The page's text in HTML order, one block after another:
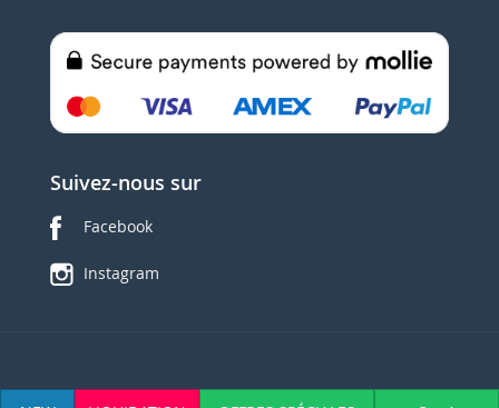
Suivez-nous sur
Facebook
Instagram
© 2015 Dandoy Sports. TVA BE0445862973 All Rights Reserved.